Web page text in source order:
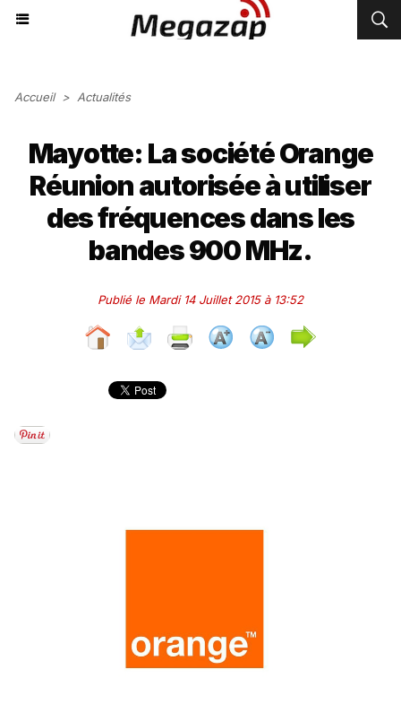
Accueil > Actualités
Mayotte: La société Orange
Réunion autorisée à utiliser
des fréquences dans les
bandes 900 MHz.
Publié le Mardi 14 Juillet 2015 à 13:52